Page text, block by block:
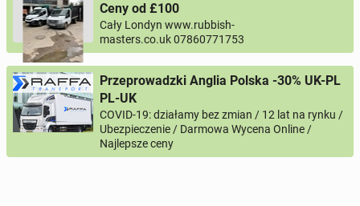
Ceny od £100
Cały Londyn www.rubbish-
masters.co.uk 07860771753
Przeprowadzki Anglia Polska -30% UK-PL
PL-UK
COVID-19: działamy bez zmian / 12 lat na rynku /
Ubezpieczenie / Darmowa Wycena Online /
Najlepsze ceny